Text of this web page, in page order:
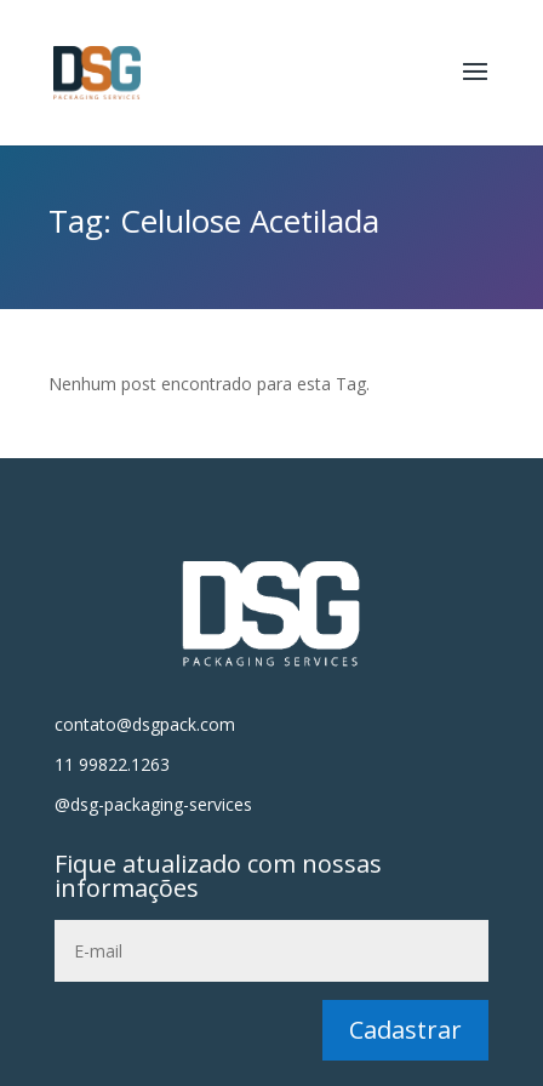
Tag: Celulose Acetilada
Nenhum post encontrado para esta Tag.
contato@dsgpack.com
11 99822.1263
@dsg-packaging-services
Fique atualizado com nossas
informações
Cadastrar